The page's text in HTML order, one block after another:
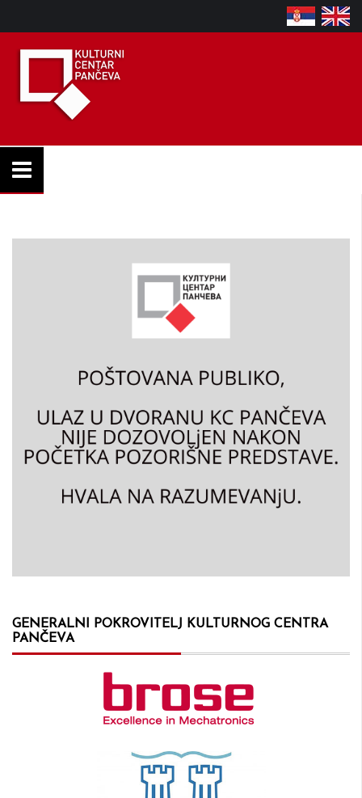
GENERALNI POKROVITELJ KULTURNOG CENTRA
PANČEVA